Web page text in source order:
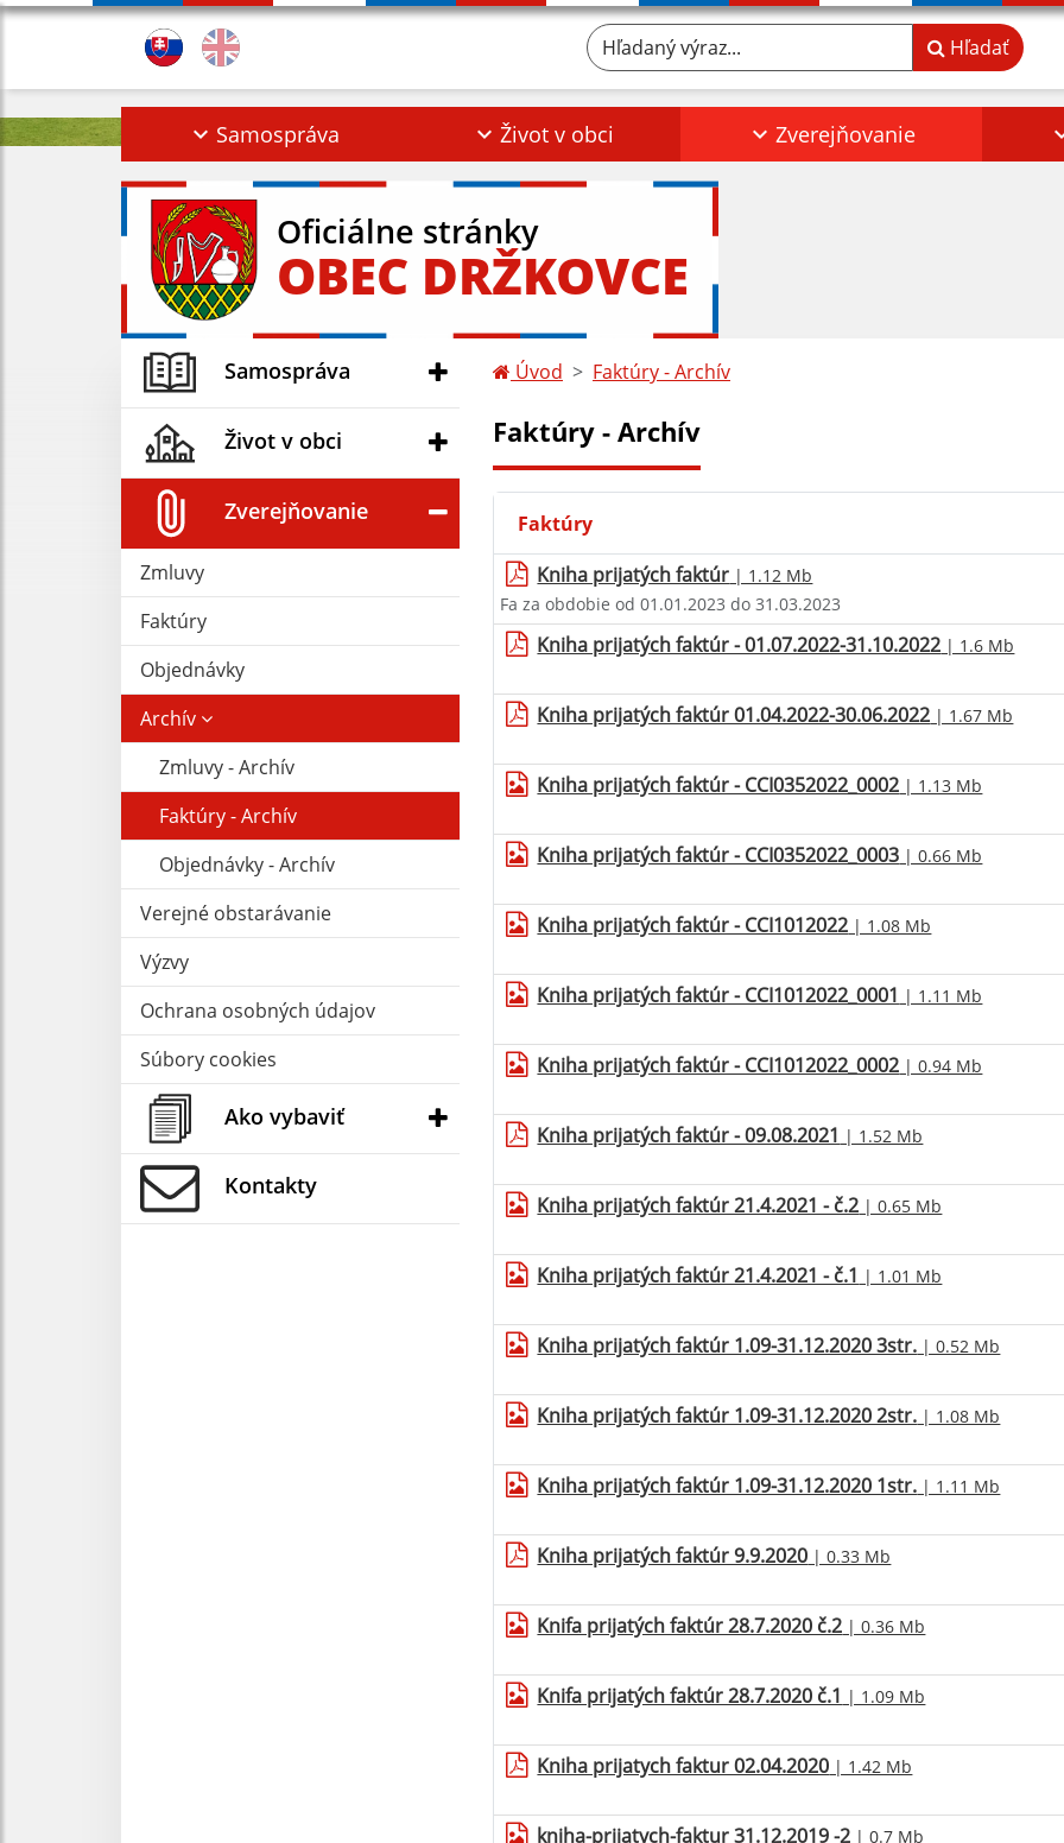
Hľadaný výraz... Hľadať
Samospráva Život v obci Zverejňovanie
Oficiálne stránky
OBEC DRŽKOVCE
Samospráva
Život v obci
Zverejňovanie
Zmluvy
Faktúry
Objednávky
Archív
Zmluvy - Archív
Faktúry - Archív
Objednávky - Archív
Verejné obstarávanie
Výzvy
Ochrana osobných údajov
Súbory cookies
Ako vybaviť
Kontakty
Úvod Faktúry - Archív
Faktúry - Archív
Faktúry
Kniha prijatých faktúr | 1.12 Mb
Fa za obdobie od 01.01.2023 do 31.03.2023
Kniha prijatých faktúr - 01.07.2022-31.10.2022 | 1.6 Mb
Kniha prijatých faktúr 01.04.2022-30.06.2022 | 1.67 Mb
Kniha prijatých faktúr - CCI0352022_0002 | 1.13 Mb
Kniha prijatých faktúr - CCI0352022_0003 | 0.66 Mb
Kniha prijatých faktúr - CCI1012022 | 1.08 Mb
Kniha prijatých faktúr - CCI1012022_0001 | 1.11 Mb
Kniha prijatých faktúr - CCI1012022_0002 | 0.94 Mb
Kniha prijatých faktúr - 09.08.2021 | 1.52 Mb
Kniha prijatých faktúr 21.4.2021 - č.2 | 0.65 Mb
Kniha prijatých faktúr 21.4.2021 - č.1 | 1.01 Mb
Kniha prijatých faktúr 1.09-31.12.2020 3str. | 0.52 Mb
Kniha prijatých faktúr 1.09-31.12.2020 2str. | 1.08 Mb
Kniha prijatých faktúr 1.09-31.12.2020 1str. | 1.11 Mb
Kniha prijatých faktúr 9.9.2020 | 0.33 Mb
Knifa prijatých faktúr 28.7.2020 č.2 | 0.36 Mb
Knifa prijatých faktúr 28.7.2020 č.1 | 1.09 Mb
Kniha prijatych faktur 02.04.2020 | 1.42 Mb
kniha-prijatych-faktur 31.12.2019 -2 | 0.7 Mb